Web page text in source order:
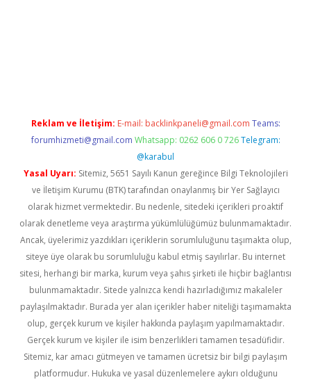
Reklam ve İletişim: E-mail: backlinkpaneli@gmail.com Teams:
forumhizmeti@gmail.com Whatsapp: 0262 606 0 726 Telegram:
@karabul
Yasal Uyarı: Sitemiz, 5651 Sayılı Kanun gereğince Bilgi Teknolojileri
ve İletişim Kurumu (BTK) tarafından onaylanmış bir Yer Sağlayıcı
olarak hizmet vermektedir. Bu nedenle, sitedeki içerikleri proaktif
olarak denetleme veya araştırma yükümlülüğümüz bulunmamaktadır.
Ancak, üyelerimiz yazdıkları içeriklerin sorumluluğunu taşımakta olup,
siteye üye olarak bu sorumluluğu kabul etmiş sayılırlar. Bu internet
sitesi, herhangi bir marka, kurum veya şahıs şirketi ile hiçbir bağlantısı
bulunmamaktadır. Sitede yalnızca kendi hazırladığımız makaleler
paylaşılmaktadır. Burada yer alan içerikler haber niteliği taşımamakta
olup, gerçek kurum ve kişiler hakkında paylaşım yapılmamaktadır.
Gerçek kurum ve kişiler ile isim benzerlikleri tamamen tesadüfidir.
Sitemiz, kar amacı gütmeyen ve tamamen ücretsiz bir bilgi paylaşım
platformudur. Hukuka ve yasal düzenlemelere aykırı olduğunu